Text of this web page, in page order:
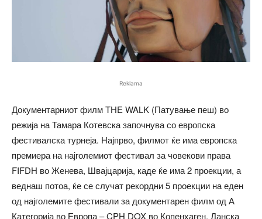
Reklama
Документарниот филм THE WALK (Патување пеш) во
режија на Тамара Котевска започнува со европска
фестивалска турнеја. Најпрво, филмот ќе има европска
премиера на најголемиот фестивал за човекови права
FIFDH во Женева, Швајцарија, каде ќе има 2 проекции, а
веднаш потоа, ќе се случат рекордни 5 проекции на еден
од најголемите фестивали за документарен филм од А
Категорија во Европа – CPH DOX во Копенхаген, Данска